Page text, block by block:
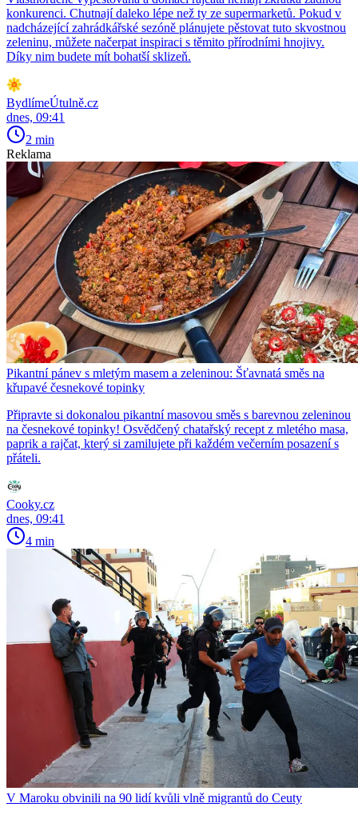
konkurenci. Chutnají daleko lépe než ty ze supermarketů. Pokud v
nadcházející zahrádkářské sezóně plánujete pěstovat tuto skvostnou
zeleninu, můžete načerpat inspiraci s těmito přírodními hnojivy.
Díky nim budete mít bohatší sklizeň.
BydlímeÚtulně.cz
dnes, 09:41
2 min
Reklama
Pikantní pánev s mletým masem a zeleninou: Šťavnatá směs na
křupavé česnekové topinky
Připravte si dokonalou pikantní masovou směs s barevnou zeleninou
na česnekové topinky! Osvědčený chatařský recept z mletého masa,
paprik a rajčat, který si zamilujete při každém večerním posazení s
přáteli.
Cooky.cz
dnes, 09:41
4 min
V Maroku obvinili na 90 lidí kvůli vlně migrantů do Ceuty